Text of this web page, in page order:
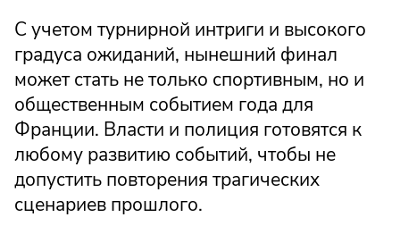
С учетом турнирной интриги и высокого
градуса ожиданий, нынешний финал
может стать не только спортивным, но и
общественным событием года для
Франции. Власти и полиция готовятся к
любому развитию событий, чтобы не
допустить повторения трагических
сценариев прошлого.